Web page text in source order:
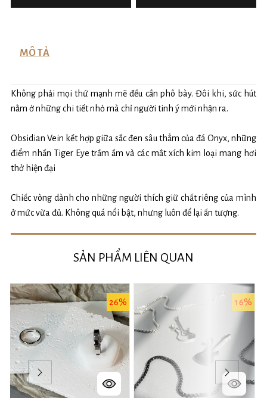
MÔ TẢ
Không phải mọi thứ mạnh mẽ đều cần phô bày. Đôi khi, sức hút
nằm ở những chi tiết nhỏ mà chỉ người tinh ý mới nhận ra.
Obsidian Vein kết hợp giữa sắc đen sâu thẳm của đá Onyx, những
điểm nhấn Tiger Eye trầm ấm và các mắt xích kim loại mang hơi
thở hiện đại
Chiếc vòng dành cho những người thích giữ chất riêng của mình
ở mức vừa đủ. Không quá nổi bật, nhưng luôn để lại ấn tượng.
SẢN PHẨM LIÊN QUAN
26% 16%